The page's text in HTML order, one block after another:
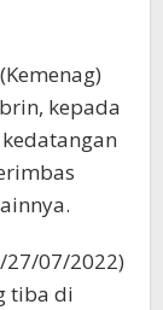
kepada
27/07/2022)
tiba di